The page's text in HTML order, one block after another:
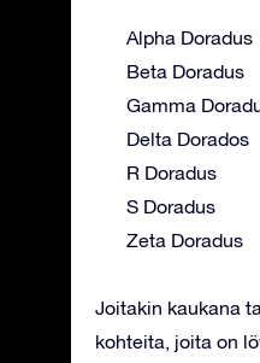
Alpha Doradus
Beta Doradus
Gamma
Delta Dorados
R Doradus
S Doradus
Zeta Doradus
Joitakin kaukana
kohteita, joita on